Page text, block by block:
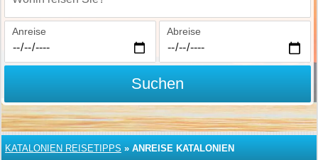
Wohin reisen Sie?
Anreise Abreise
Suchen
KATALONIEN REISETIPPS » ANREISE KATALONIEN